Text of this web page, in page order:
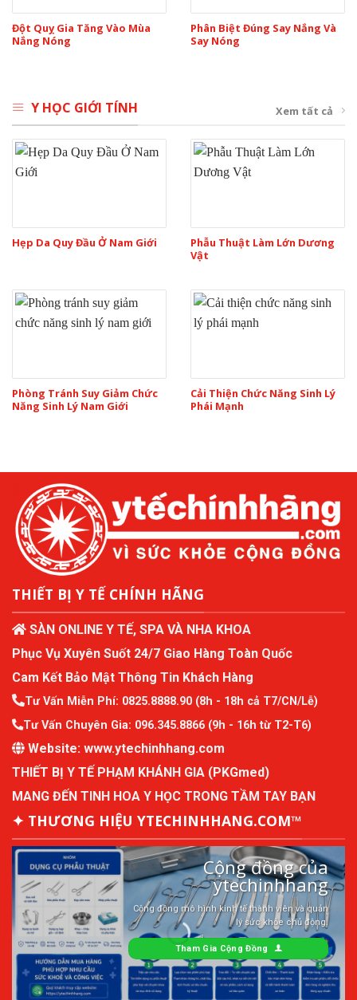
Đột Quỵ Gia Tăng Vào Mùa
Nắng Nóng
Phân Biệt Đúng Say Nắng Và
Say Nóng
Y HỌC GIỚI TÍNH Xem tất cả
Hẹp Da Quy Đầu Ở Nam Giới
Phẫu Thuật Làm Lớn Dương
Vật
Phòng Tránh Suy Giảm Chức
Năng Sinh Lý Nam Giới
Cải Thiện Chức Năng Sinh Lý
Phái Mạnh
THIẾT BỊ Y TẾ CHÍNH HÃNG
SÀN ONLINE Y TẾ, SPA VÀ NHA KHOA
Phục Vụ Xuyên Suốt 24/7 Giao Hàng Toàn Quốc
Cam Kết Bảo Mật Thông Tin Khách Hàng
Tư Vấn Miễn Phí: 0825.8888.90 (8h - 18h cả T7/CN/Lễ)
Tư Vấn Chuyên Gia: 096.345.8866 (9h - 16h từ T2-T6)
Website: www.ytechinhhang.com
THIẾT BỊ Y TẾ PHẠM KHÁNH GIA (PKGmed)
MANG ĐẾN TINH HOA Y HỌC TRONG TẦM TAY BẠN
✦ THƯƠNG HIỆU YTECHINHHANG.COM™
Cộng đồng của
ytechinhhang
Cộng đồng mô hình kinh tế thành viên và quản
lý sức khỏe chủ động.
Tham Gia Cộng Đồng